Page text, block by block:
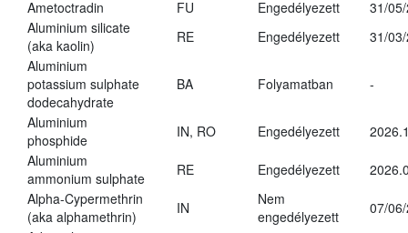
Ametoctradin
FU Engedélyezett
31/
Aluminium silicate
(aka kaolin)
RE Engedélyezett
31/
Aluminium
potassium sulphate
dodecahydrate
BA Folyamatban -
Aluminium
phosphide
IN, RO Engedélyezett
Aluminium
ammonium sulphate
RE Engedélyezett
Alpha-Cypermethrin
(aka alphamethrin)
IN
Nem
engedélyezett
07/